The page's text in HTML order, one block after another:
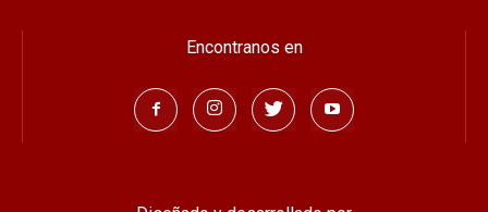
© On24 Todos los Derechos Reservados